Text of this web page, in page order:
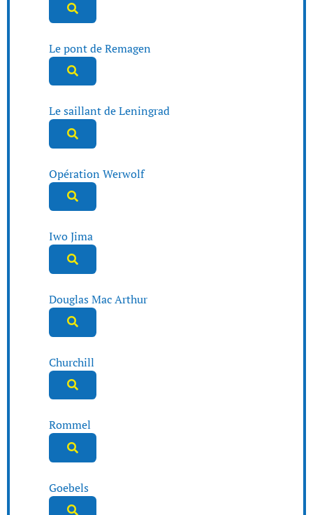
Le pont de Remagen
Le saillant de Leningrad
Opération Werwolf
Iwo Jima
Douglas Mac Arthur
Churchill
Rommel
Goebels